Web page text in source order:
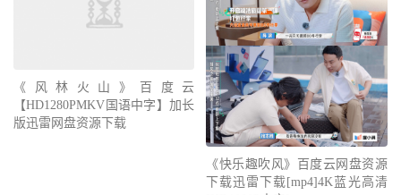
《风林火山》百度云
【HD1280PMKV国语中字】加长
版迅雷网盘资源下载
《快乐趣吹风》百度云网盘资源
下载迅雷下载[mp4]4K蓝光高清